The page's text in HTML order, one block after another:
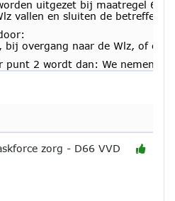
uitgezet bij maatregel 6.
vallen en sluiten de
bij overgang naar de Wlz, of en
punt 2 wordt dan: We nemen
zorg - D66 VVD